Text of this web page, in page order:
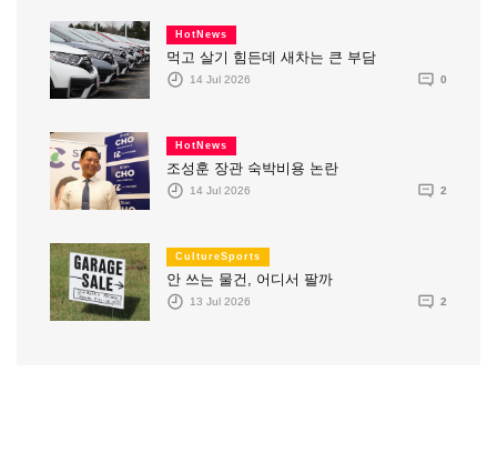
HotNews
먹고 살기 힘든데 새차는 큰 부담
14 Jul 2026 0
HotNews
조성훈 장관 숙박비용 논란
14 Jul 2026 2
CultureSports
안 쓰는 물건, 어디서 팔까
13 Jul 2026 2